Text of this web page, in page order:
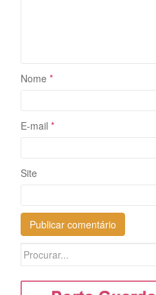
Nome *
E-mail *
Site
Search